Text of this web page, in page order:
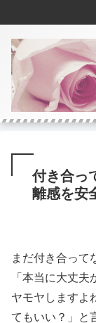
付き合っ
離感を安
まだ付き合って
「本当に大丈
ヤモヤしますよ
てもいい？」と